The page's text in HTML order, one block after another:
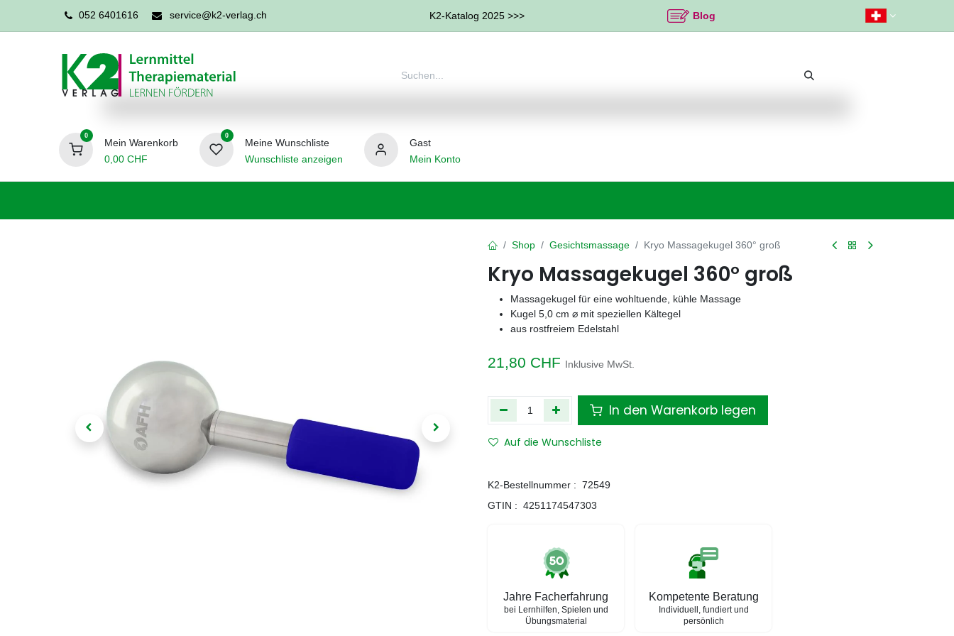
052 6401616 service@k2-verlag.ch K2-Katalog 2025 >>> Blog
0
Mein Warenkorb
0,00CHF
0
Meine Wunschliste
Wunschliste anzeigen
Gast
Mein Konto
Shop Gesichtsmassage Kryo Massagekugel 360° groß
Kryo Massagekugel 360° groß
Massagekugel für eine wohltuende, kühle Massage
Kugel 5,0 cm ⌀ mit speziellen Kältegel
aus rostfreiem Edelstahl
21,80 CHF Inklusive MwSt.
In den Warenkorb legen
Auf die Wunschliste
K2-Bestellnummer : 72549
GTIN : 4251174547303
Jahre Facherfahrung
bei Lernhilfen, Spielen und
Übungsmaterial
Kompetente Beratung
Individuell, fundiert und
persönlich